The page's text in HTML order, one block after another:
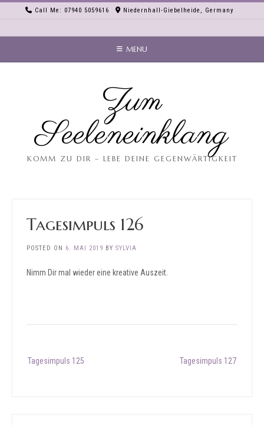
Call Me: 07940 5059616 Niedernhall-Giebelheide, Germany
MENU
Zum
Seeleneinklang
KOMM ZU DIR – LEBE DEINE GEGENWÄRTIGKEIT
Tagesimpuls 126
POSTED ON 6. MAI 2019 BY SYLVIA
Nimm Dir mal wieder eine kreative Auszeit.
navigation
Tagesimpuls 125 Tagesimpuls 127